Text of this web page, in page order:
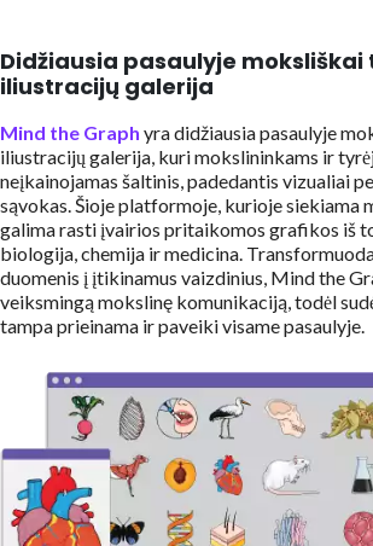
Didžiausia pasaulyje moksliškai
iliustracijų galerija
Mind the Graph yra didžiausia pasaulyje
iliustracijų galerija, kuri mokslininkams ir
neįkainojamas šaltinis, padedantis vizualiai
sąvokas. Šioje platformoje, kurioje siekiama
galima rasti įvairios pritaikomos grafikos iš
biologija, chemija ir medicina.
duomenis į įtikinamus vaizdinius, Mind the
veiksmingą mokslinę komunikaciją, todėl
tampa prieinama ir paveiki visame pasaulyje.